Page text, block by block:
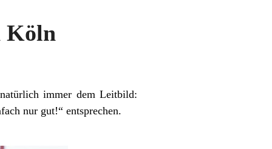
Köln
immer dem Leitbild:
nur gut!“ entsprechen.